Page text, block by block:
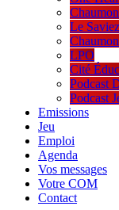
Le
LPO
Cité
Podcast
Podcast
Emissions
Jeu
Emploi
Agenda
Vos messages
Votre COM
Contact